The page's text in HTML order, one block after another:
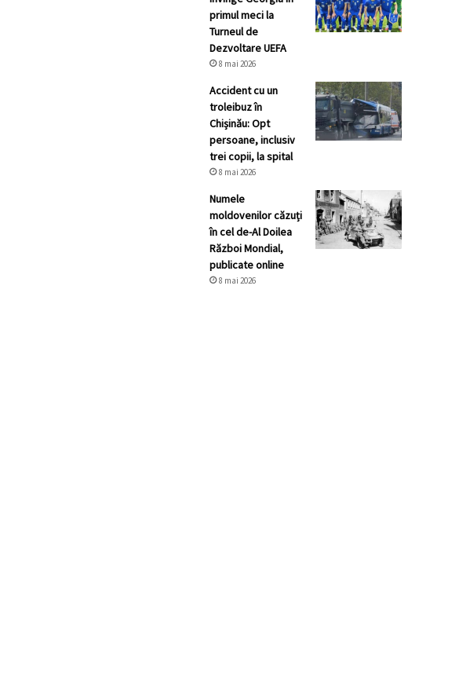
primul meci la
Turneul de
Dezvoltare UEFA
8 mai 2026
Accident cu un
troleibuz în
Chișinău: Opt
persoane, inclusiv
trei copii, la spital
8 mai 2026
Numele
moldovenilor căzuți
în cel de-Al Doilea
Război Mondial,
publicate online
8 mai 2026